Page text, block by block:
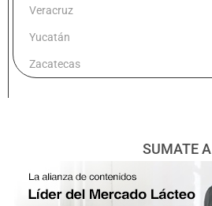
Veracruz
Yucatán
Zacatecas
SUMATE A